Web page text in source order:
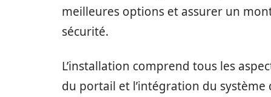
meilleures options et assurer un
sécurité.
L’installation comprend tous les
du portail et l’intégration du